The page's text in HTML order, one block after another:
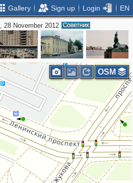
Gallery Sign up Login EN
, 28 November 2012
OSM